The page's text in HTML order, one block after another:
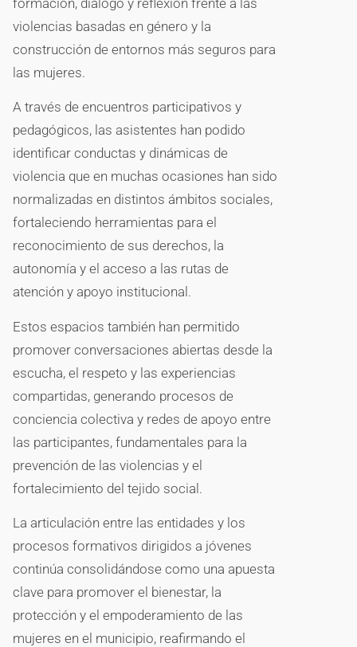
violencias basadas en género y la
construcción de entornos más seguros para
las mujeres.
A través de encuentros participativos y
pedagógicos, las asistentes han podido
identificar conductas y dinámicas de
violencia que en muchas ocasiones han sido
normalizadas en distintos ámbitos sociales,
fortaleciendo herramientas para el
reconocimiento de sus derechos, la
autonomía y el acceso a las rutas de
atención y apoyo institucional.
Estos espacios también han permitido
promover conversaciones abiertas desde la
escucha, el respeto y las experiencias
compartidas, generando procesos de
conciencia colectiva y redes de apoyo entre
las participantes, fundamentales para la
prevención de las violencias y el
fortalecimiento del tejido social.
La articulación entre las entidades y los
procesos formativos dirigidos a jóvenes
continúa consolidándose como una apuesta
clave para promover el bienestar, la
protección y el empoderamiento de las
mujeres en el municipio, reafirmando el